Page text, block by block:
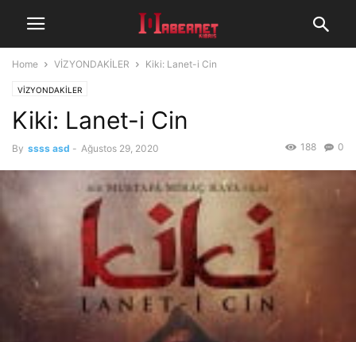
Home VİZYONDAKİLER Kiki: Lanet-i Cin
VİZYONDAKİLER
Kiki: Lanet-i Cin
By ssss asd - Ağustos 29, 2020 0
188